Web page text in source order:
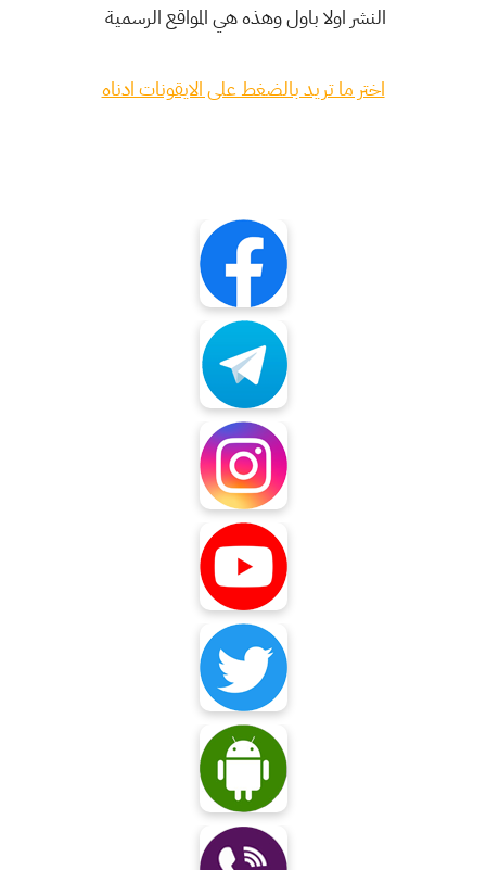
النشر اولا باول وهذه هي المواقع الرسمية
اختر ما تريد بالضغط على الايقونات ادناه